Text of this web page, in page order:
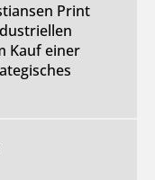
Print
Kauf einer